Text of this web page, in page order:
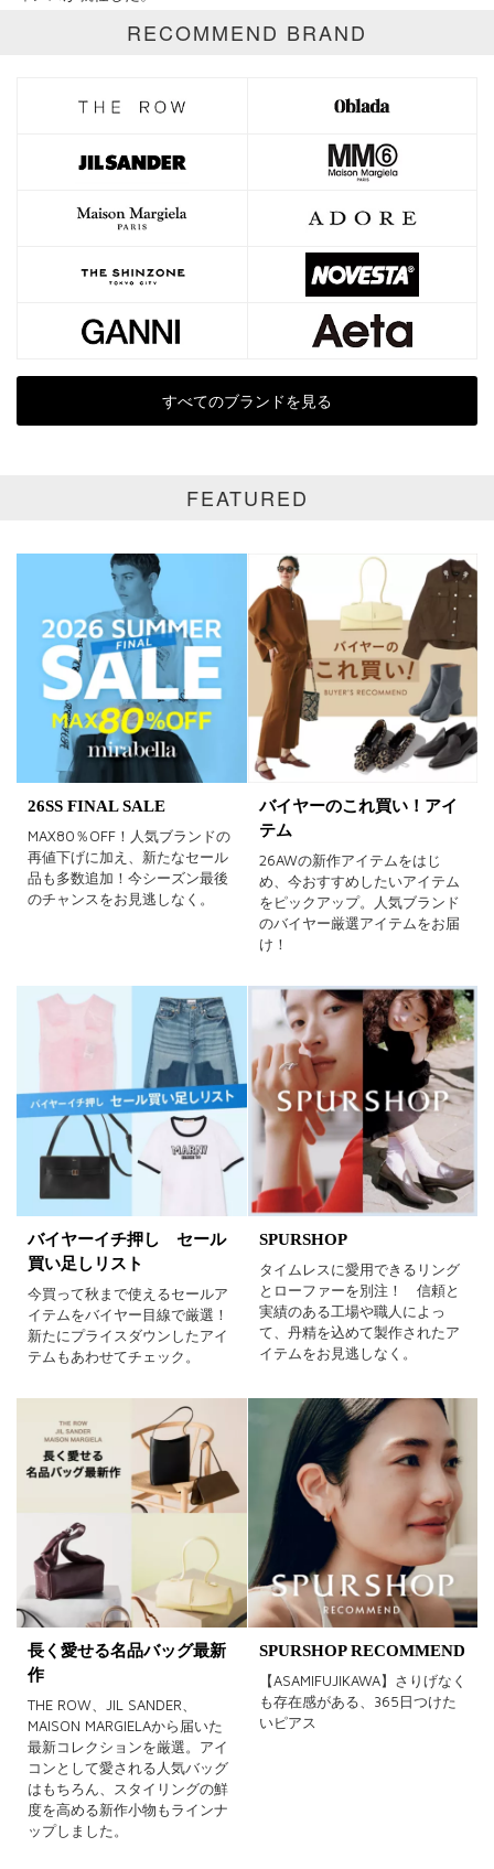
全て 通常商品
SALE商品 予約品
在庫あり
ブラウン
グリーン ブルー
ゴールド シルバー マルチ
RECOMMEND BRAND
すべてのブランドを見る
FEATURED
26SS FINAL SALE
MAX80％OFF！人気ブランドの
再値下げに加え、新たなセール
品も多数追加！今シーズン最後
のチャンスをお見逃しなく。
バイヤーのこれ買い！アイ
テム
26AWの新作アイテムをはじ
め、今おすすめしたいアイテム
をピックアップ。人気ブランド
のバイヤー厳選アイテムをお届
け！
バイヤーイチ押し セール
買い足しリスト
今買って秋まで使えるセールア
イテムをバイヤー目線で厳選！
新たにプライスダウンしたアイ
テムもあわせてチェック。
SPURSHOP
タイムレスに愛用できるリング
とローファーを別注！ 信頼と
実績のある工場や職人によっ
て、丹精を込めて製作されたア
イテムをお見逃しなく。
長く愛せる名品バッグ最新
作
THE ROW、JIL SANDER、
MAISON MARGIELAから届いた
最新コレクションを厳選。アイ
コンとして愛される人気バッグ
はもちろん、スタイリングの鮮
度を高める新作小物もラインナ
ップしました。
SPURSHOP RECOMMEND
【ASAMIFUJIKAWA】さりげなく
も存在感がある、365日つけた
いピアス